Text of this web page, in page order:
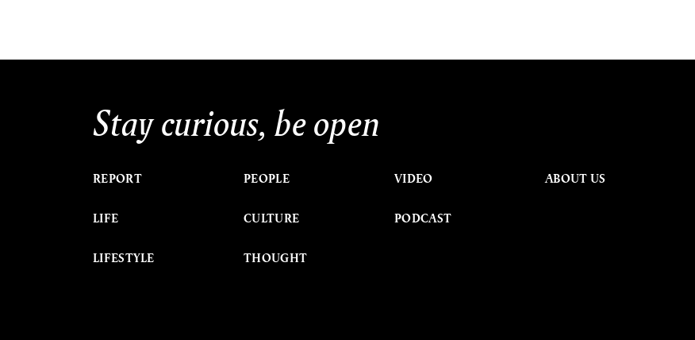
Stay curious, be open
REPORT
LIFE
LIFESTYLE
PEOPLE
CULTURE
THOUGHT
VIDEO
PODCAST
ABOUT US